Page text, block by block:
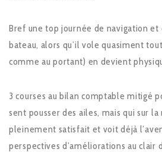
Bref une top journée de navigation
bateau, alors qu’il vole quasiment
comme au portant) en devient
3 courses au bilan comptable mitigé
sent pousser des ailes, mais qui sur
pleinement satisfait et voit déjà
perspectives d’améliorations au clair